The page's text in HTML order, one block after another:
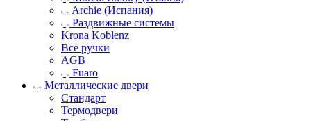
Archie (Испания)
Раздвижные системы
Krona Koblenz
Все ручки
AGB
Fuaro
Металлические двери
Стандарт
Термодвери